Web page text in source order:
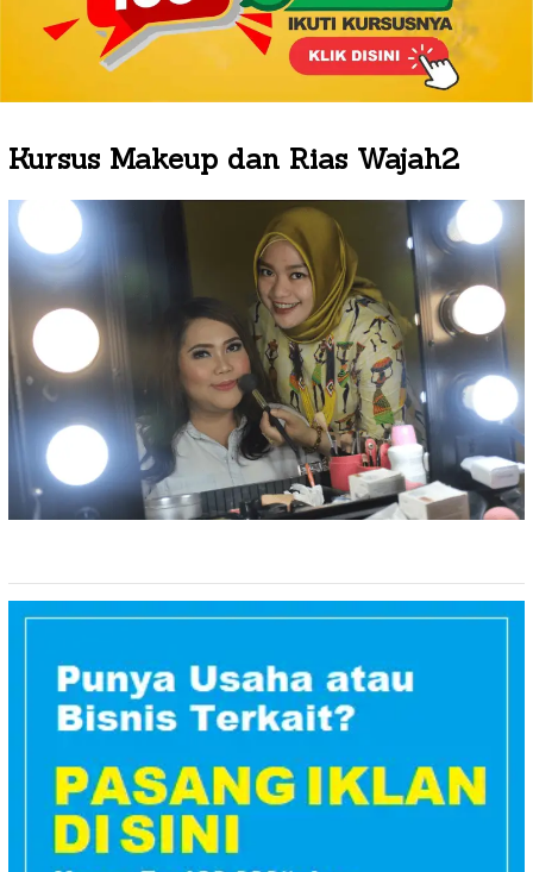
Kursus Makeup dan Rias Wajah2